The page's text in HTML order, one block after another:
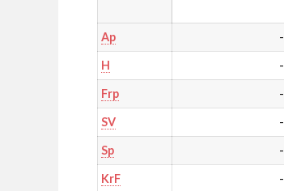
Ap -
H -
Frp -
SV -
Sp -
KrF -